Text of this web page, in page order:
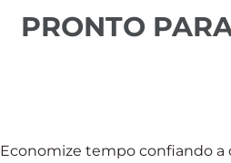
PRONTO
Economize tempo confiando a